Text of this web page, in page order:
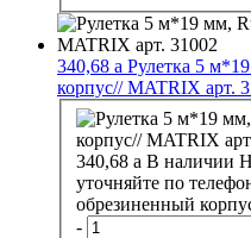
340,68 a Рулетка 5
корпус// MATRIX арт.
340,68 a В наличии
уточняйте по
обрезиненный
-